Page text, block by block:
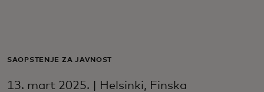
Za biznis
SAOPŠTENJE ZA JAVNOST
13. mart 2025. | Helsinki, Finska